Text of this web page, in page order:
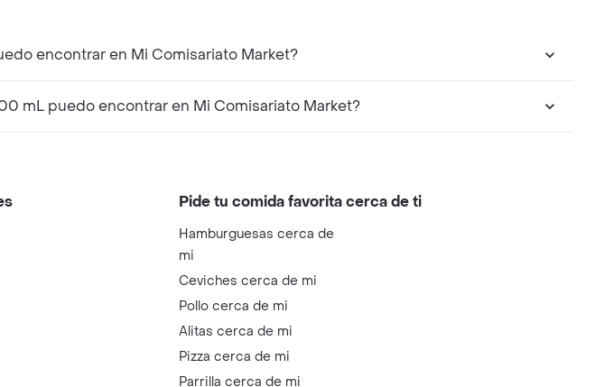
encontrar en Mi Comisariato Market?
mL puedo encontrar en Mi Comisariato Market?
Pide tu comida favorita cerca de ti
Hamburguesas cerca de
mi
Ceviches cerca de mi
Pollo cerca de mi
Alitas cerca de mi
Pizza cerca de mi
Parrilla cerca de mi